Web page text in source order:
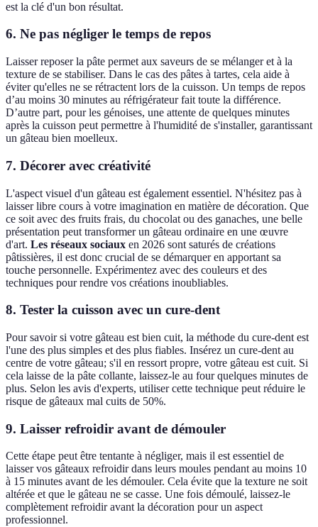
est la clé d'un bon résultat.
6. Ne pas négliger le temps de repos
Laisser reposer la pâte permet aux saveurs de se mélanger et à la
texture de se stabiliser. Dans le cas des pâtes à tartes, cela aide à
éviter qu'elles ne se rétractent lors de la cuisson. Un temps de repos
d’au moins 30 minutes au réfrigérateur fait toute la différence.
D’autre part, pour les génoises, une attente de quelques minutes
après la cuisson peut permettre à l'humidité de s'installer, garantissant
un gâteau bien moelleux.
7. Décorer avec créativité
L'aspect visuel d'un gâteau est également essentiel. N'hésitez pas à
laisser libre cours à votre imagination en matière de décoration. Que
ce soit avec des fruits frais, du chocolat ou des ganaches, une belle
présentation peut transformer un gâteau ordinaire en une œuvre
d'art. Les réseaux sociaux en 2026 sont saturés de créations
pâtissières, il est donc crucial de se démarquer en apportant sa
touche personnelle. Expérimentez avec des couleurs et des
techniques pour rendre vos créations inoubliables.
8. Tester la cuisson avec un cure-dent
Pour savoir si votre gâteau est bien cuit, la méthode du cure-dent est
l'une des plus simples et des plus fiables. Insérez un cure-dent au
centre de votre gâteau; s'il en ressort propre, votre gâteau est cuit. Si
cela laisse de la pâte collante, laissez-le au four quelques minutes de
plus. Selon les avis d'experts, utiliser cette technique peut réduire le
risque de gâteaux mal cuits de 50%.
9. Laisser refroidir avant de démouler
Cette étape peut être tentante à négliger, mais il est essentiel de
laisser vos gâteaux refroidir dans leurs moules pendant au moins 10
à 15 minutes avant de les démouler. Cela évite que la texture ne soit
altérée et que le gâteau ne se casse. Une fois démoulé, laissez-le
complètement refroidir avant la décoration pour un aspect
professionnel.